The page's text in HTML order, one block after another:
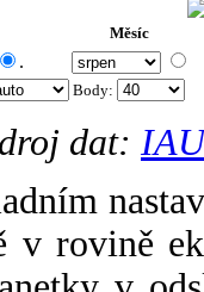
Měsíc
.
Body:
dat:
v rovině